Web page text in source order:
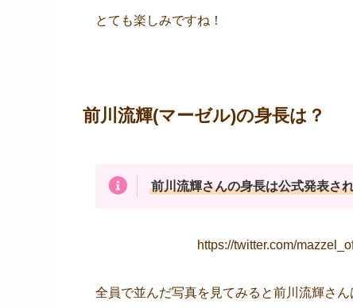
とても楽しみですね！
前川流輝(マーゼル)の身長は？
前川流輝さんの身長は公式発表さ
https://twitter.com/
全員で並んだ写真を見てみると前川流輝さ